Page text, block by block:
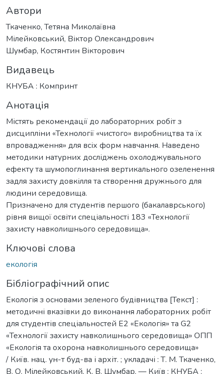
Автори
Ткаченко, Тетяна Миколаївна
Мілейковський, Віктор Олександрович
Шумбар, Костянтин Вікторович
Видавець
КНУБА : Компринт
Анотація
Містять рекомендації до лабораторних робіт з
дисципліни «Технології «чистого» виробництва та їх
впровадження» для всіх форм навчання. Наведено
методики натурних досліджень охолоджувального
ефекту та шумопоглинання вертикального озеленення
задля захисту довкілля та створення дружнього для
людини середовища.
Призначено для студентів першого (бакалаврського)
рівня вищої освіти спеціальності 183 «Технології
захисту навколишнього середовища».
Ключові слова
екологія
Бібліографічний опис
Екологія з основами зеленого будівництва [Текст] :
методичні вказівки до виконання лабораторних робіт
для студентів спеціальностей E2 «Екологія» та G2
«Технології захисту навколишнього середовища» ОПП
«Екологія та охорона навколишнього середовища»
/ Київ. нац. ун-т буд-ва і архіт. ; укладачі : Т. М. Ткаченко,
В. О. Мілейковський, К. В. Шумбар. — Київ : КНУБА :